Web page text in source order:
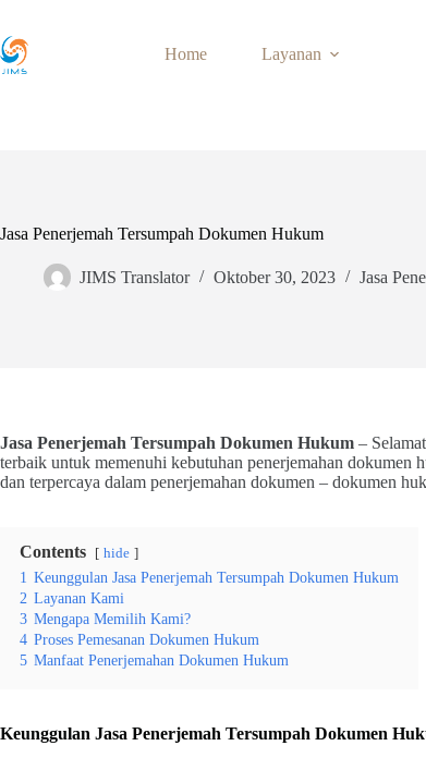
content
Home Layanan
Jasa Penerjemah Tersumpah Dokumen Hukum
JIMS Translator Oktober 30, 2023 Jasa
Jasa Penerjemah Tersumpah Dokumen Hukum –
terbaik untuk memenuhi kebutuhan penerjemahan
dan terpercaya dalam penerjemahan dokumen – dokumen
Contents hide
1 Keunggulan Jasa Penerjemah Tersumpah Dokumen Hukum
2 Layanan Kami
3 Mengapa Memilih Kami?
4 Proses Pemesanan Dokumen Hukum
5 Manfaat Penerjemahan Dokumen Hukum
Keunggulan Jasa Penerjemah Tersumpah Dokumen